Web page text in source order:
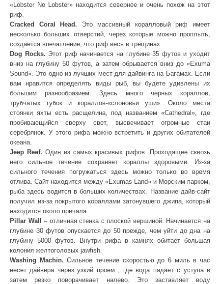
«Lobster No Lobster» находится севернее и очень похож на этот
риф.
Cracked Coral Head. Это массивный коралловый риф имеет
несколько больших отверстий, через которые можно проплыть,
создается впечатление, что риф весь в трещинах.
Dog Rocks. Этот риф начинается на глубине 35 футов и уходит
вниз на глубину 50 футов, а затем обрывается вниз до «Exuma
Sound». Это одно из лучших мест для дайвинга на Багамах. Если
вам нравится определять виды рыб, вы будете удивлены их
большим разнообразием. Здесь много черных кораллов,
трубчатых губок и кораллов-«слоновьи уши». Около места
стоянки яхты есть расщелина, под названием «Cathedral», где
пробивающийся сверху свет, высвечивает огромные стаи
серебрянок. У этого рифа можно встретить и других обитателей
океана.
Jeep Reef. Один из самых красивых рифов. Проходящее сквозь
него сильное течение сохраняет кораллы здоровыми. Из-за
сильного течения погружаться здесь можно только во время
отлива. Сайт находится между «Exumas Land» и Морским парком,
рыба здесь водится в больших количествах. Название дайв-сайт
получил из-за покрытого кораллами затонувшего джипа, который
находится около причала.
Pillar Wall – отличная стенка с плоской вершиной. Начинается на
глубине 30 футов опускается до 50 прежде, чем уйти до дна на
глубину 5000 футов. Внутри рифа в камнях обитает большая
колония желтоголовых jawfish.
Washing Machin. Сильное течение скоростью до 6 миль в час
несет дайвера через узкий проем , где вода падает с уступа и
затем резко поворачивает налево. Это заставляет воду